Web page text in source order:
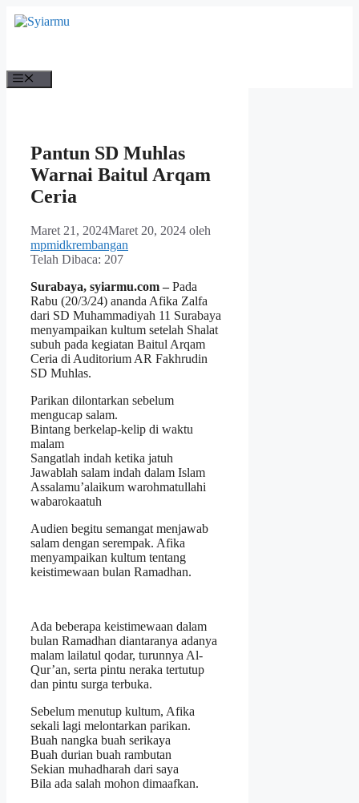
Langsung
ke
Pantun SD Muhlas
Warnai Baitul Arqam
Ceria
Maret 21, 2024Maret 20, 2024 oleh
mpmidkrembangan
Telah Dibaca: 207
Surabaya, syiarmu.com –Pada
Rabu (20/3/24) ananda Afika Zalfa
dari SD Muhammadiyah 11 Surabaya
menyampaikan kultum setelah Shalat
subuh pada kegiatan Baitul Arqam
Ceria di Auditorium AR Fakhrudin
SD Muhlas.
Parikan dilontarkan sebelum
mengucap salam.
Bintang berkelap-kelip di waktu
malam
Sangatlah indah ketika jatuh
Jawablah salam indah dalam Islam
Assalamu’alaikum warohmatullahi
wabarokaatuh
Audien begitu semangat menjawab
salam dengan serempak. Afika
menyampaikan kultum tentang
keistimewaan bulan Ramadhan.
Ada beberapa keistimewaan dalam
bulan Ramadhan diantaranya adanya
malam lailatul qodar, turunnya Al-
Qur’an, serta pintu neraka tertutup
dan pintu surga terbuka.
Sebelum menutup kultum, Afika
sekali lagi melontarkan parikan.
Buah nangka buah serikaya
Buah durian buah rambutan
Sekian muhadharah dari saya
Bila ada salah mohon dimaafkan.